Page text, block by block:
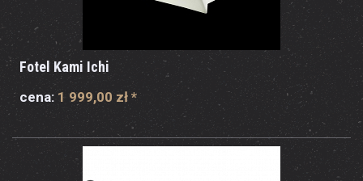
Fotel Kami Ichi
cena: 1 999,00 zł *